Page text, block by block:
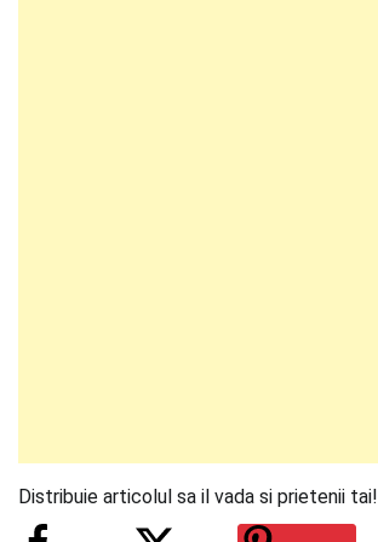
Distribuie articolul sa il vada si prietenii tai!